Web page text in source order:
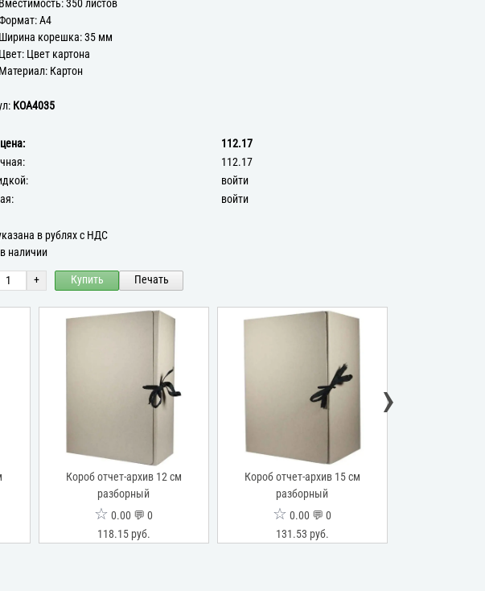
Вместимость: 350 листов
А4
Ширина корешка: 35 мм
Цвет: Цвет картона
Материал: Картон
КОА4035
112.17
112.17
войти
войти
в рублях с НДС
наличии
+ Купить Печать
Короб отчет-архив 12 см
разборный
☆ 0.00 💬 0
118.15 руб.
Короб отчет-архив 15 см
разборный
☆ 0.00 💬 0
131.53 руб.
›